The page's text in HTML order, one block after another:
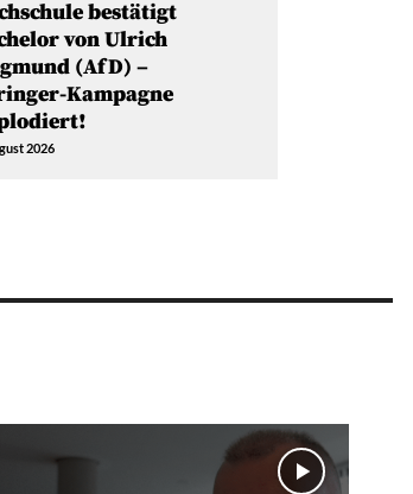
bestätigt
von Ulrich
(AfD) –
Kampagne
2026